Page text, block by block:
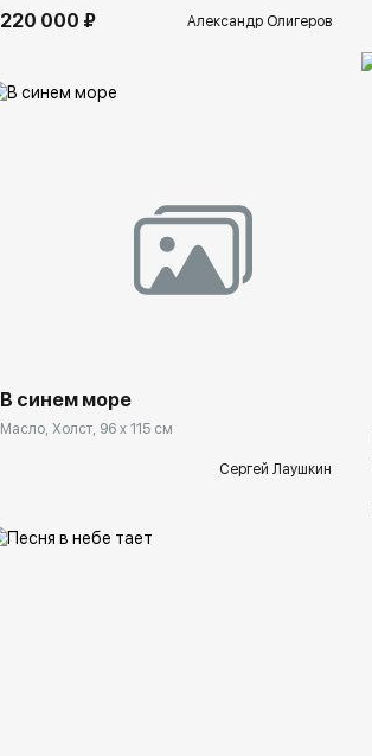
220 000 ₽ Александр Олигеров
В синем море
Масло, Холст, 96 x 115 см
Сергей Лаушкин